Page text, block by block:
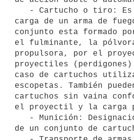
carga de un arma de
conjunto esta formado
el fulminante, la
propulsora, por el
proyectiles
caso de cartuchos
escopetas. También
cartuchos sin vaina
el proyectil y la carga
de un conjunto de